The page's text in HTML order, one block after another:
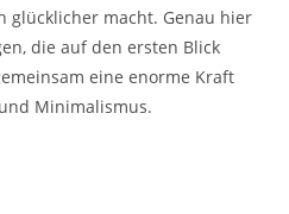
glücklicher macht. Genau hier
die auf den ersten Blick
eine enorme Kraft
und Minimalismus.